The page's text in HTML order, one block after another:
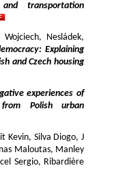
transportation
Nesládek,
Explaining
and Czech housing
experiences of
Polish urban
Kevin, Silva Diogo, J
Maloutas, Manley
Sergio, Ribardière